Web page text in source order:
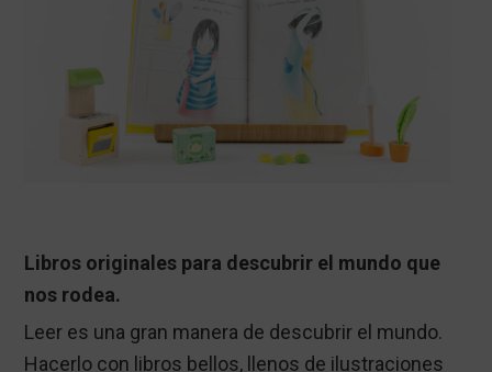
Libros originales para descubrir el mundo que
nos rodea.
Leer es una gran manera de descubrir el mundo.
Hacerlo con libros bellos, llenos de ilustraciones